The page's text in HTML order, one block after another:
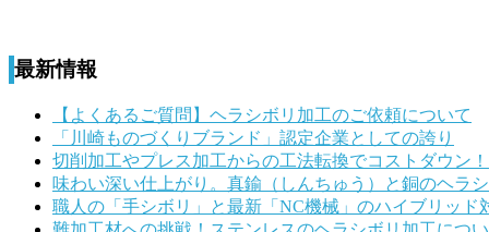
最新情報
【よくあるご質問】ヘラシボリ加工のご依頼について
「川崎ものづくりブランド」認定企業としての誇り
切削加工やプレス加工からの工法転換でコストダウン！
味わい深い仕上がり。真鍮（しんちゅう）と銅のヘラ
職人の「手シボリ」と最新「NC機械」のハイブリッド